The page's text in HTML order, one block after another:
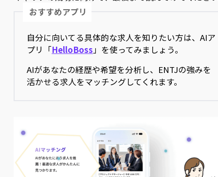
おすすめアプリ
自分に向いてる具体的な求人を知りたい方は、AIア
プリ「HelloBoss 」を使ってみましょう。
AIがあなたの経歴や希望を分析し、ENTJの強みを
活かせる求人をマッチングしてくれます。